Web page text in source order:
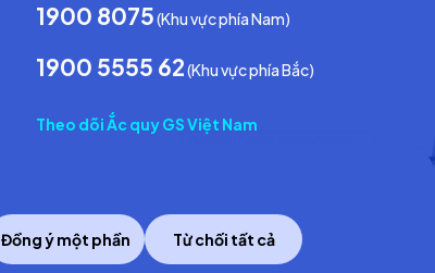
1900 8075(Khu vực phía Nam)
1900 5555 62(Khu vực phía Bắc)
Theo dõi Ắc quy GS Việt Nam
Copyright © 2014 GS Battery Vietnam Co., Ltd
Đồng ý một phần Từ chối tất cả